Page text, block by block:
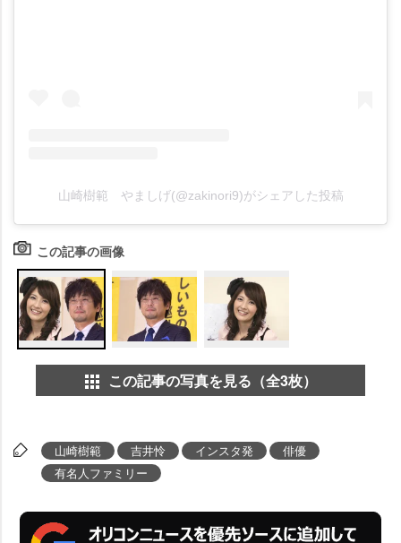
山崎樹範 やましげ(@zakinori9)がシェアした投稿
この記事の画像
この記事の写真を見る（全3枚）
山崎樹範 吉井怜 インスタ発
俳優
有名人ファミリー